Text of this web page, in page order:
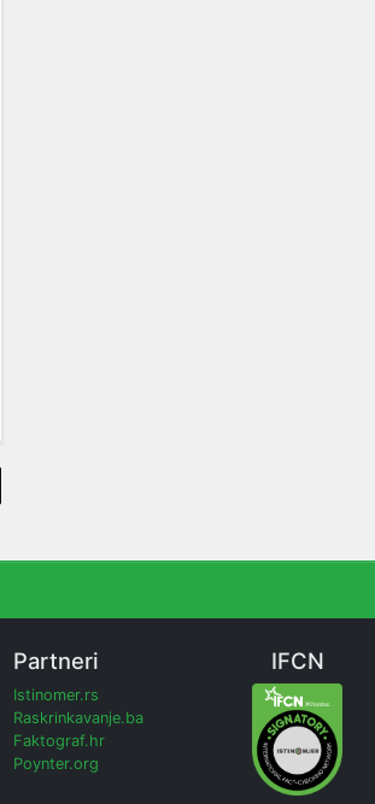
Partneri
Istinomer.rs
Raskrinkavanje.ba
Faktograf.hr
Poynter.org
IFCN